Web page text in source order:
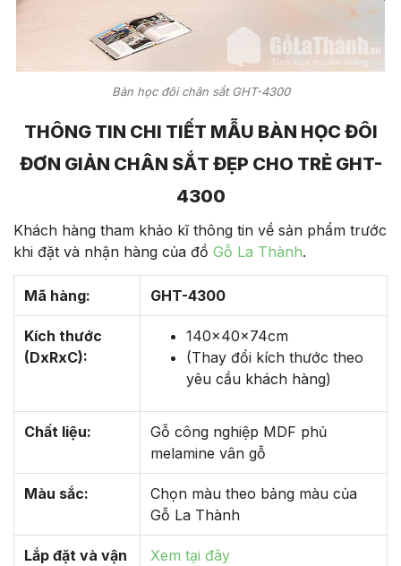
Bàn học đôi chân sắt GHT-4300
THÔNG TIN CHI TIẾT MẪU BÀN HỌC ĐÔI
ĐƠN GIẢN CHÂN SẮT ĐẸP CHO TRẺ GHT-
4300
Khách hàng tham khảo kĩ thông tin về sản phẩm trước
khi đặt và nhận hàng của đồ Gỗ La Thành.
Mã hàng: GHT-4300
Kích thước
(DxRxC):
140x40x74cm
(Thay đổi kích thước theo
yêu cầu khách hàng)
Chất liệu:
Gỗ công nghiệp MDF phủ
melamine vân gỗ
Màu sắc:
Chọn màu theo bảng màu của
Gỗ La Thành
Lắp đặt và vận
Xem tại đây